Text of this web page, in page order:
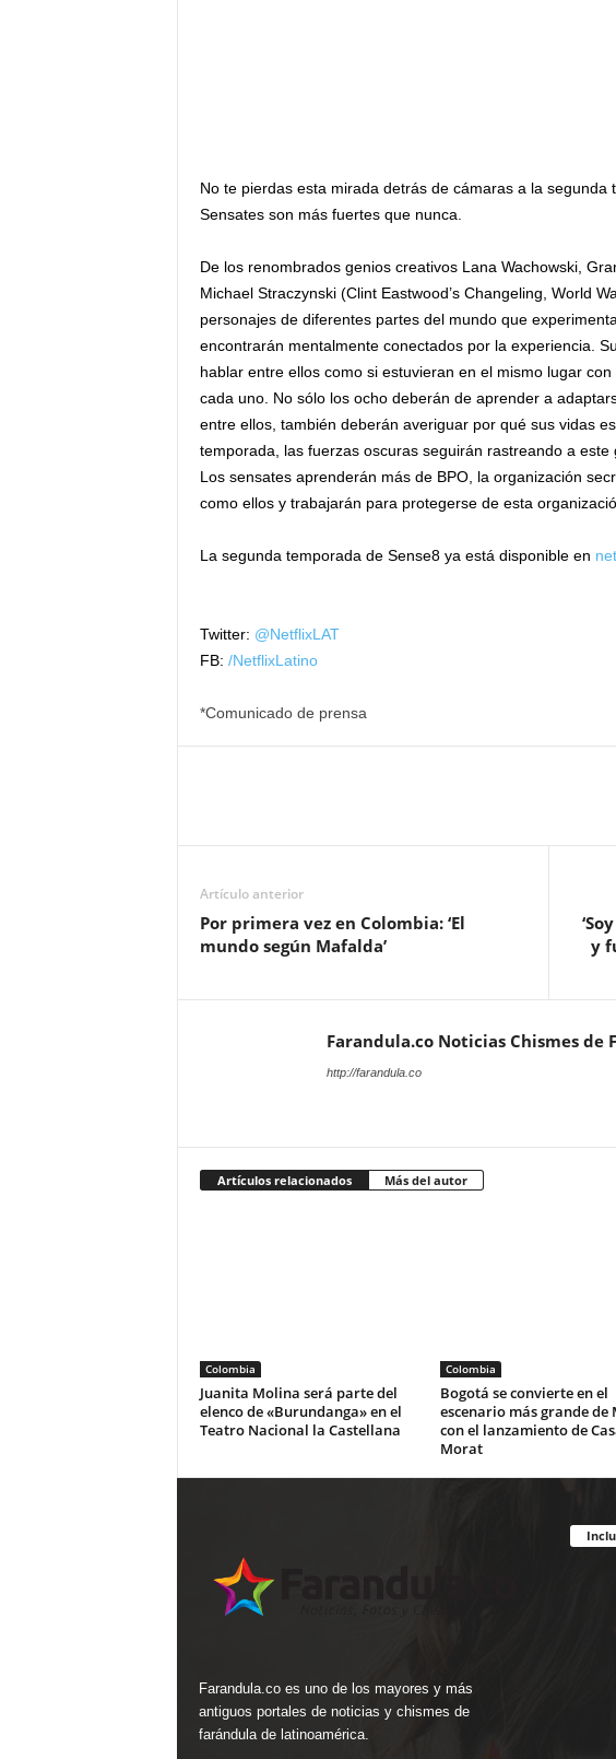
No te pierdas esta mirada detrás de cámaras a la segunda
Sensates son más fuertes que nunca.
De los renombrados genios creativos Lana Wachowski,
Michael Straczynski (Clint Eastwood’s Changeling, World
personajes de diferentes partes del mundo que
encontrarán mentalmente conectados por la experiencia.
hablar entre ellos como si estuvieran en el mismo lugar
cada uno. No sólo los ocho deberán de aprender a
entre ellos, también deberán averiguar por qué sus vidas
temporada, las fuerzas oscuras seguirán rastreando a este
Los sensates aprenderán más de BPO, la organización
como ellos y trabajarán para protegerse de esta
La segunda temporada de Sense8 ya está disponible en
Twitter: @NetflixLAT
FB: /NetflixLatino
*Comunicado de prensa
Artículo anterior
Por primera vez en Colombia: ‘El
mundo según Mafalda’
y
Farandula.co Noticias Chismes de
http://farandula.co
Artículos relacionados Más del autor
Colombia
Juanita Molina será parte del
elenco de «Burundanga» en el
Teatro Nacional la Castellana
Colombia
Bogotá se convierte en el
escenario más grande de
con el lanzamiento de
Morat
Farandula.co es uno de los mayores y más
antiguos portales de noticias y chismes de
farándula de latinoamérica.